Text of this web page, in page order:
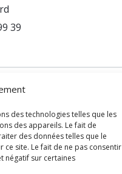
des technologies telles que les
des appareils. Le fait de
des données telles que le
site. Le fait de ne pas consentir
négatif sur certaines
39